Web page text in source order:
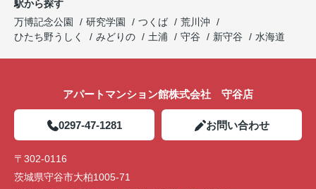
駅から探す
万博記念公園
研究学園 つくば
荒川沖
ひたち野うしく
みどりの 土浦 守谷 新守谷 水海道
アパートマンション館株式会社 守谷店
0297-47-1281 お問い合わせ
〒302-0116
茨城県守谷市大柏1005-71